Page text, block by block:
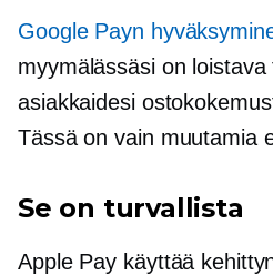
Google Payn
myymälässäsi on
asiakkaidesi
Tässä on vain muutamia
Se on turvallista
Apple Pay käyttää